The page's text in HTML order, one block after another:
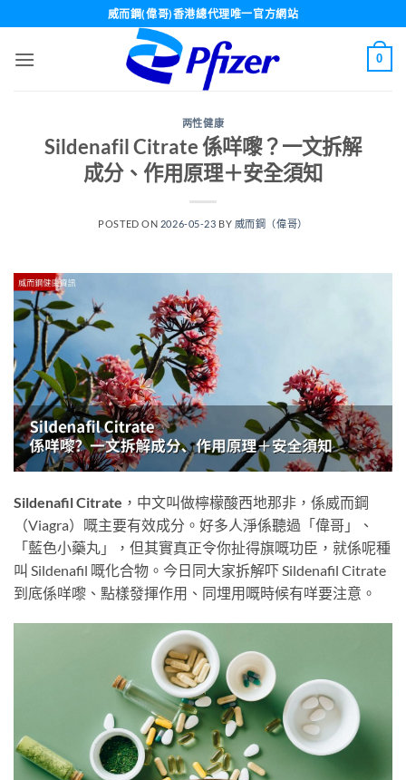
to
content
威而鋼(偉哥)香港總代理唯一官方網站
0
两性健康
Sildenafil Citrate 係咩嚟？一文拆解
成分、作用原理＋安全須知
POSTED ON 2026-05-23 BY 威而鋼（偉哥）
Sildenafil Citrate ，中文叫做檸檬酸西地那非，係威而鋼
（Viagra）嘅主要有效成分。好多人淨係聽過「偉哥」、
「藍色小藥丸」，但其實真正令你扯得旗嘅功臣，就係呢種
叫 Sildenafil 嘅化合物。今日同大家拆解吓 Sildenafil Citrate
到底係咩嚟、點樣發揮作用、同埋用嘅時候有咩要注意。